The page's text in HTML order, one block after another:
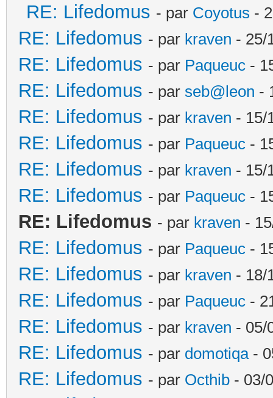
RE: Lifedomus - par Coyotus -
RE: Lifedomus - par kraven - 25/
RE: Lifedomus - par Paqueuc -
RE: Lifedomus - par seb@leon -
RE: Lifedomus - par kraven - 15/
RE: Lifedomus - par Paqueuc -
RE: Lifedomus - par kraven - 15/
RE: Lifedomus - par Paqueuc -
RE: Lifedomus - par kraven -
RE: Lifedomus - par Paqueuc -
RE: Lifedomus - par kraven - 18/
RE: Lifedomus - par Paqueuc -
RE: Lifedomus - par kraven - 05/
RE: Lifedomus - par domotiqa-
RE: Lifedomus - par Octhib - 03/